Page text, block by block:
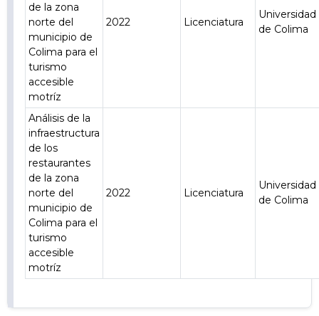
de la zona
norte del
municipio de
Colima para el
turismo
accesible
motríz
2022 Licenciatura
Universidad
de Colima
Análisis de la
infraestructura
de los
restaurantes
de la zona
norte del
municipio de
Colima para el
turismo
accesible
motríz
2022 Licenciatura
Universidad
de Colima